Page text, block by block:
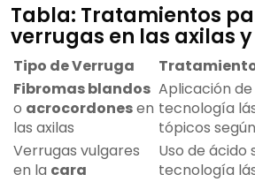
Tabla: Tratamientos
verrugas en las axilas
Tipo de Verruga
Fibromas blandos
o acrocordonesen
las axilas
Aplicación
tecnología
tópicos
Verrugas vulgares
en la cara
Uso de ácido
tecnología